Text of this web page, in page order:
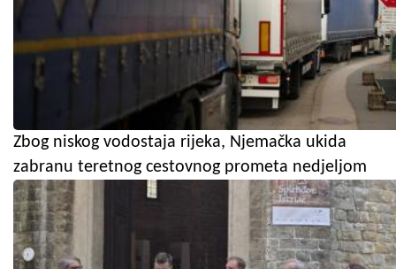
Zbog niskog vodostaja rijeka, Njemačka ukida
zabranu teretnog cestovnog prometa nedjeljom